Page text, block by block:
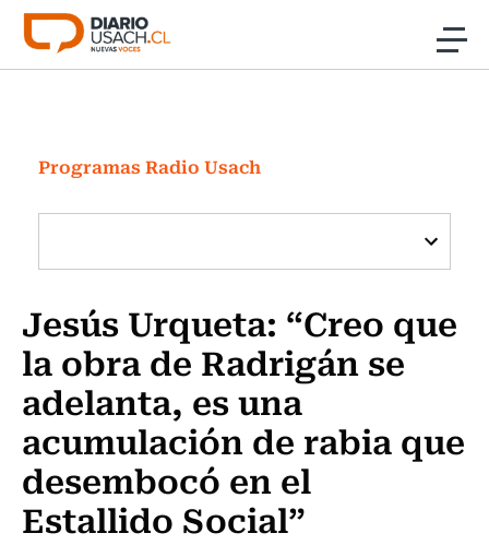
Click acá para ir directamente al contenido
Investigación
Cultura
Programas Radio y TV Usach
Programas Radio Usach
Jesús Urqueta: “Creo que
la obra de Radrigán se
adelanta, es una
acumulación de rabia que
desembocó en el
Estallido Social”